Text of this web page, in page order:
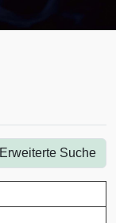
Erweiterte Suche